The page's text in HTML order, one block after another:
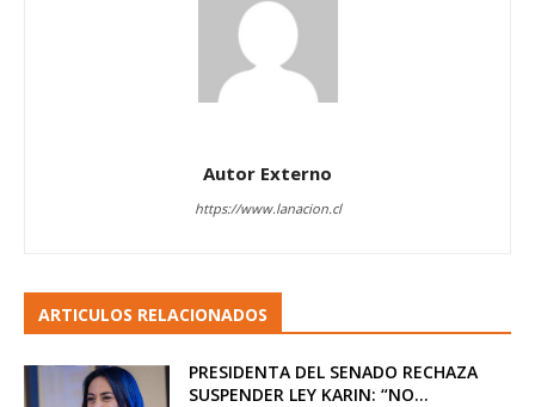
Autor Externo
https://www.lanacion.cl
ARTICULOS RELACIONADOS
PRESIDENTA DEL SENADO RECHAZA
SUSPENDER LEY KARIN: “NO...